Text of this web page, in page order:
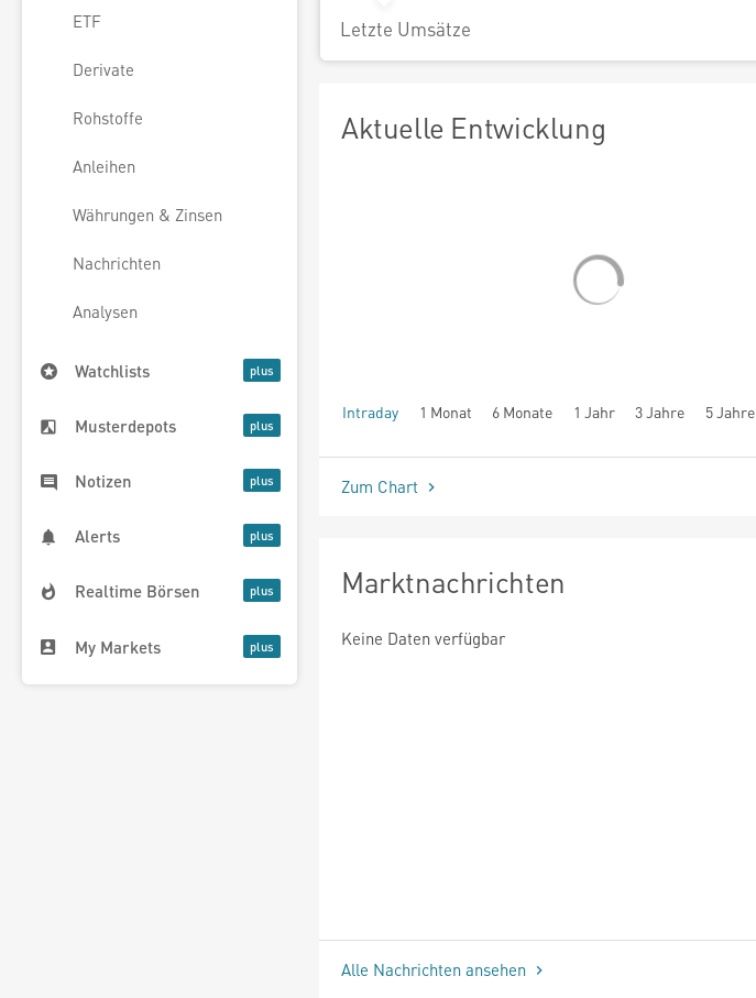
ETF
Derivate
Rohstoffe
Anleihen
Währungen & Zinsen
Nachrichten
Analysen
Watchlists
Musterdepots
Notizen
Alerts
Realtime Börsen
My Markets
Letzte Umsätze
Aktuelle Entwicklung
Intraday 1 Monat 6 Monate 1 Jahr 3 Jahre 5 Jahre
seit Beginn
Zum Chart
Marktnachrichten
Keine Daten verfügbar
Alle Nachrichten ansehen